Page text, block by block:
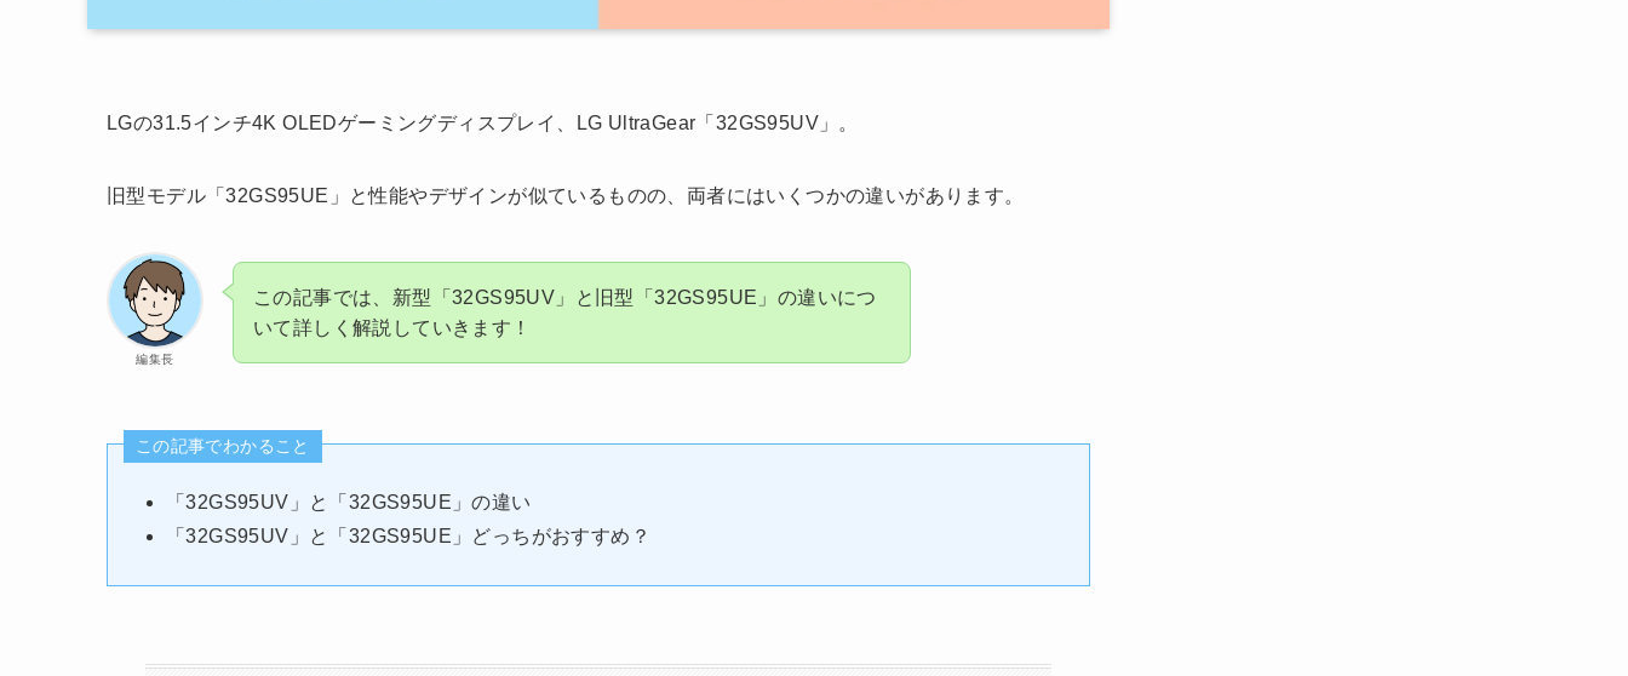
LGの31.5インチ4K OLEDゲーミングディスプレイ、LG UltraGear「32GS95UV」。
旧型モデル「32GS95UE」と性能やデザインが似ているものの、両者にはいくつかの違いがあります。
編集長
この記事では、新型「32GS95UV」と旧型「32GS95UE」の違いにつ
いて詳しく解説していきます！
この記事でわかること
「32GS95UV」と「32GS95UE」の違い
「32GS95UV」と「32GS95UE」どっちがおすすめ？